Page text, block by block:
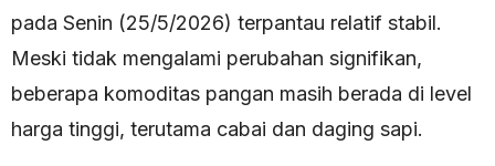
pada Senin (25/5/2026) terpantau relatif stabil.
Meski tidak mengalami perubahan signifikan,
beberapa komoditas pangan masih berada di level
harga tinggi, terutama cabai dan daging sapi.